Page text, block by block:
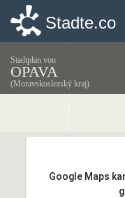
Stadte.co
Stadtplan von
OPAVA
(Moravskoslezský kraj)
Google Maps
Google Maps
Stadte.co